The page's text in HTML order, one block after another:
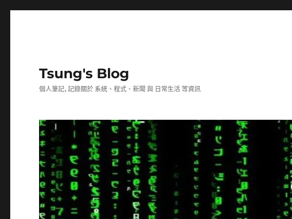
Tsung's Blog
個人筆記, 記錄關於 系統、程式、新聞 與 日常生活 等資訊